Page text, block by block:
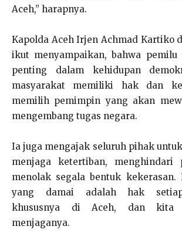
Aceh,” harapnya.
Kapolda Aceh Irjen Achmad Kartiko
ikut menyampaikan, bahwa pemilu
penting dalam kehidupan
masyarakat memiliki hak dan
memilih pemimpin yang akan
mengembang tugas negara.
Ia juga mengajak seluruh pihak
menjaga ketertiban, menghindari
menolak segala bentuk kekerasan.
yang damai adalah hak
khususnya di Aceh, dan kita
menjaganya.